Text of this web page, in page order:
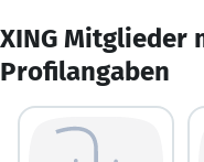
XING Mitglieder
Profilangaben